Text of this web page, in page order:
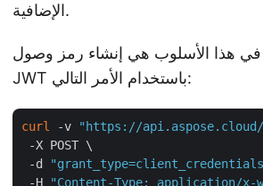
الإضافية.
في هذا الأسلوب هي إنشاء رمز وصول
JWT باستخدام الأمر التالي:
curl -v "https://api.aspose.cloud/
-X POST \
-d
-H
"Content-Type: application/x-